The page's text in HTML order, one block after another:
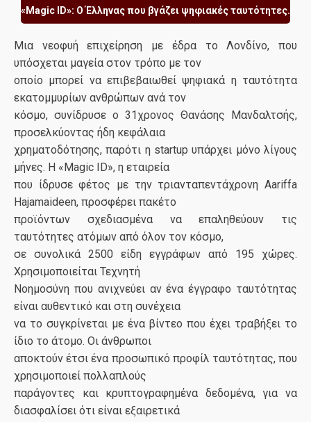
«Magic ID»: Ο Έλληνας που βγάζει ψηφιακές ταυτότητες.
Μια νεοφυή επιχείρηση με έδρα το Λονδίνο, που
υπόσχεται μαγεία στον τρόπο με τον
οποίο μπορεί να επιβεβαιωθεί ψηφιακά η ταυτότητα
εκατομμυρίων ανθρώπων ανά τον
κόσμο, συνίδρυσε ο 31χρονος Θανάσης Μανδαλτσής,
προσελκύοντας ήδη κεφάλαια
χρηματοδότησης, παρότι η startup υπάρχει μόνο λίγους
μήνες. Η «Magic ID», η εταιρεία
που ίδρυσε φέτος με την τριανταπεντάχρονη Aariffa
Hajamaideen, προσφέρει πακέτο
προϊόντων σχεδιασμένα να επαληθεύουν τις
ταυτότητες ατόμων από όλον τον κόσμο,
σε συνολικά 2500 είδη εγγράφων από 195 χώρες.
Χρησιμοποιείται Τεχνητή
Νοημοσύνη που ανιχνεύει αν ένα έγγραφο ταυτότητας
είναι αυθεντικό και στη συνέχεια
να το συγκρίνεται με ένα βίντεο που έχει τραβήξει το
ίδιο το άτομο. Οι άνθρωποι
αποκτούν έτσι ένα προσωπικό προφίλ ταυτότητας, που
χρησιμοποιεί πολλαπλούς
παράγοντες και κρυπτογραφημένα δεδομένα, για να
διασφαλίσει ότι είναι εξαιρετικά